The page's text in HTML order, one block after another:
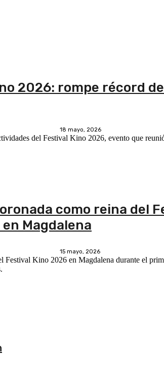
2026: rompe récord
18 mayo, 2026
del Festival Kino 2026, evento que
como reina del
Magdalena
15 mayo, 2026
Kino 2026 en Magdalena durante el